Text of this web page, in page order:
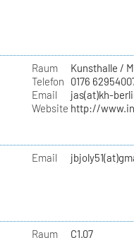
Raum
Kunsthalle /
Telefon
0176
Email
jas(at)kh-
Website http://
Email
Raum
C1.07